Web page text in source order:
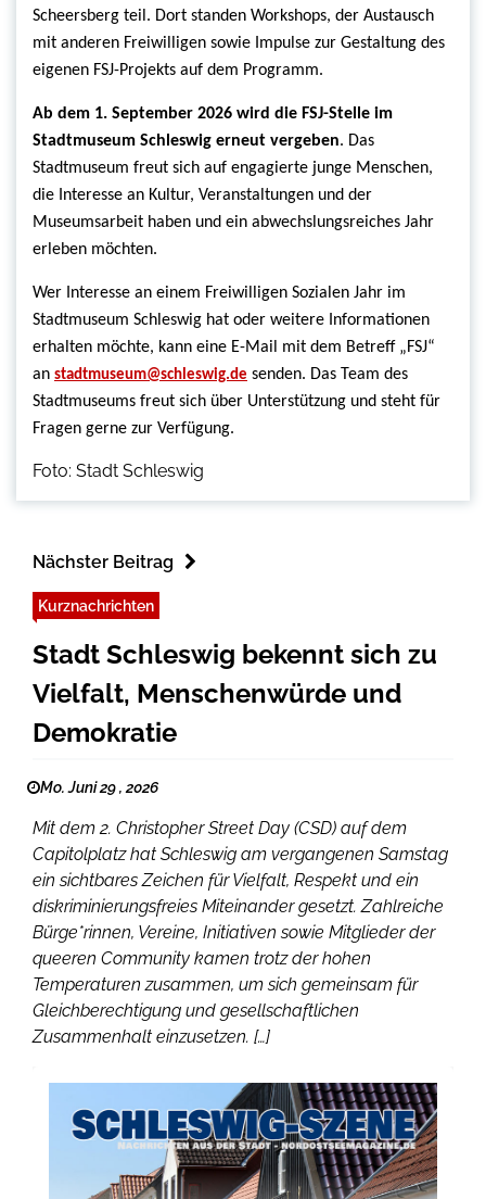
Scheersberg teil. Dort standen Workshops, der Austausch
mit anderen Freiwilligen sowie Impulse zur Gestaltung des
eigenen FSJ-Projekts auf dem Programm.
Ab dem 1. September 2026 wird die FSJ-Stelle im
Stadtmuseum Schleswig erneut vergeben. Das
Stadtmuseum freut sich auf engagierte junge Menschen,
die Interesse an Kultur, Veranstaltungen und der
Museumsarbeit haben und ein abwechslungsreiches Jahr
erleben möchten.
Wer Interesse an einem Freiwilligen Sozialen Jahr im
Stadtmuseum Schleswig hat oder weitere Informationen
erhalten möchte, kann eine E-Mail mit dem Betreff „FSJ“
an stadtmuseum@schleswig.de senden. Das Team des
Stadtmuseums freut sich über Unterstützung und steht für
Fragen gerne zur Verfügung.
Foto: Stadt Schleswig
Nächster Beitrag
Kurznachrichten
Stadt Schleswig bekennt sich zu
Vielfalt, Menschenwürde und
Demokratie
Mo. Juni 29 , 2026
Mit dem 2. Christopher Street Day (CSD) auf dem
Capitolplatz hat Schleswig am vergangenen Samstag
ein sichtbares Zeichen für Vielfalt, Respekt und ein
diskriminierungsfreies Miteinander gesetzt. Zahlreiche
Bürge*rinnen, Vereine, Initiativen sowie Mitglieder der
queeren Community kamen trotz der hohen
Temperaturen zusammen, um sich gemeinsam für
Gleichberechtigung und gesellschaftlichen
Zusammenhalt einzusetzen. […]